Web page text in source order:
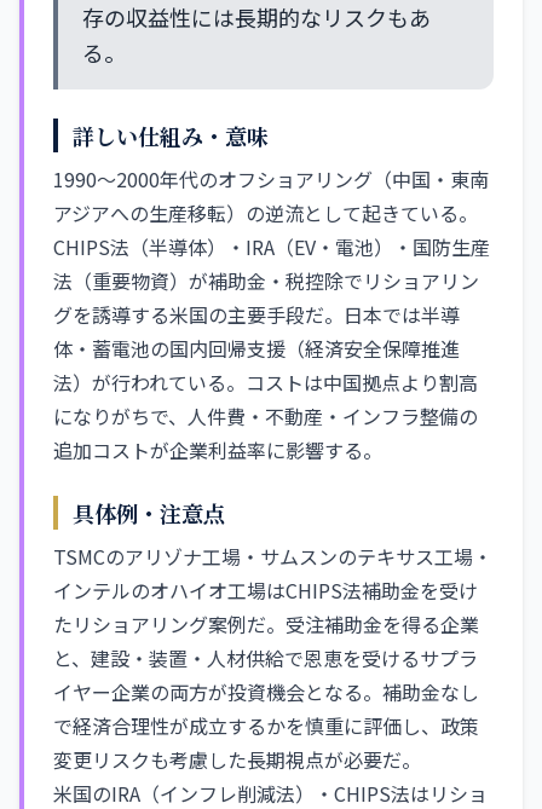
存の収益性には長期的なリスクもあ
る。
詳しい仕組み・意味
1990〜2000年代のオフショアリング（中国・東南
アジアへの生産移転）の逆流として起きている。
CHIPS法（半導体）・IRA（EV・電池）・国防生産
法（重要物資）が補助金・税控除でリショアリン
グを誘導する米国の主要手段だ。日本では半導
体・蓄電池の国内回帰支援（経済安全保障推進
法）が行われている。コストは中国拠点より割高
になりがちで、人件費・不動産・インフラ整備の
追加コストが企業利益率に影響する。
具体例・注意点
TSMCのアリゾナ工場・サムスンのテキサス工場・
インテルのオハイオ工場はCHIPS法補助金を受け
たリショアリング案例だ。受注補助金を得る企業
と、建設・装置・人材供給で恩恵を受けるサプラ
イヤー企業の両方が投資機会となる。補助金なし
で経済合理性が成立するかを慎重に評価し、政策
変更リスクも考慮した長期視点が必要だ。
米国のIRA（インフレ削減法）・CHIPS法はリショ